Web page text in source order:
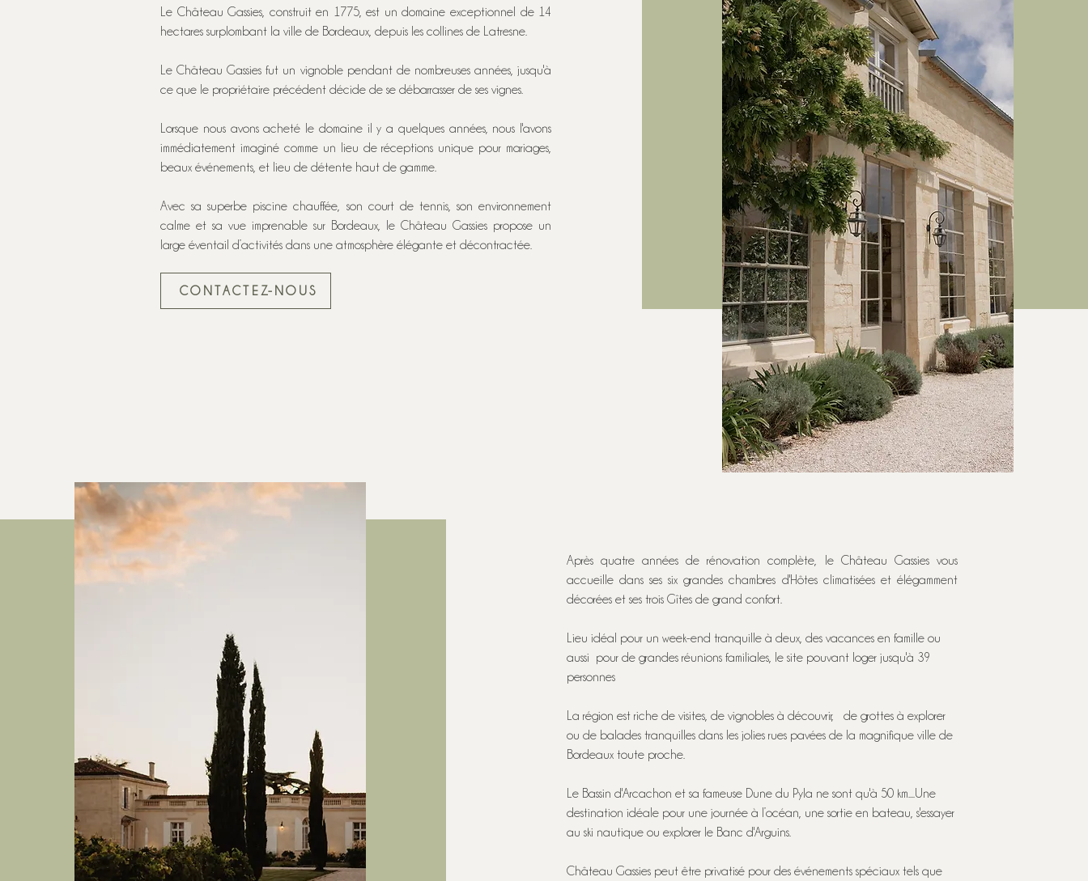
Le Château Gassies, construit en 1775, est un domaine exceptionnel de 14
hectares surplombant la ville de Bordeaux, depuis les collines de Latresne.
Le Château Gassies fut un vignoble pendant de nombreuses années, jusqu'à
ce que le propriétaire précédent décide de se débarrasser de ses vignes.
Lorsque nous avons acheté le domaine il y a quelques années, nous l'avons
immédiatement imaginé comme un lieu de réceptions unique pour mariages,
beaux événements, et lieu de détente haut de gamme.
Avec sa superbe piscine chauffée, son court de tennis, son environnement
calme et sa vue imprenable sur Bordeaux, le Château Gassies propose un
large éventail d’activités dans une atmosphère élégante et décontractée.
CONTACTEZ-NOUS
Après quatre années de rénovation complète, le Château Gassies vous
accueille dans ses six grandes chambres d'Hôtes climatisées et élégamment
décorées et ses trois Gîtes de grand confort.
Lieu idéal pour un week-end tranquille à deux, des vacances en famille ou
aussi pour de grandes réunions familiales, le site pouvant loger jusqu'à 39
personnes
La région est riche de visites, de vignobles à découvrir, de grottes à explorer
ou de balades tranquilles dans les jolies rues pavées de la magnifique ville de
Bordeaux toute proche.
Le Bassin d'Arcachon et sa fameuse Dune du Pyla ne sont qu'à 50 km....Une
destination idéale pour une journée à l’océan, une sortie en bateau, s'essayer
au ski nautique ou explorer le Banc d'Arguins.
Château Gassies peut être privatisé pour des événements spéciaux tels que